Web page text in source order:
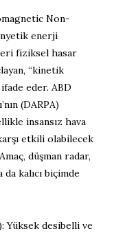
Non-
enerji
fiziksel hasar
“kinetik
eder. ABD
(DARPA)
insansız hava
etkili olabilecek
düşman radar,
kalıcı biçimde
Yüksek desibelli ve